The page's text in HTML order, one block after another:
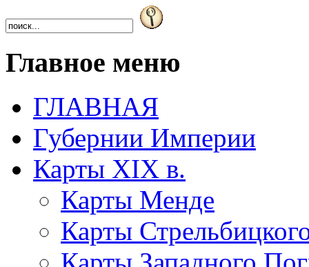
Главное меню
ГЛАВНАЯ
Губернии Империи
Карты XIX в.
Карты Менде
Карты